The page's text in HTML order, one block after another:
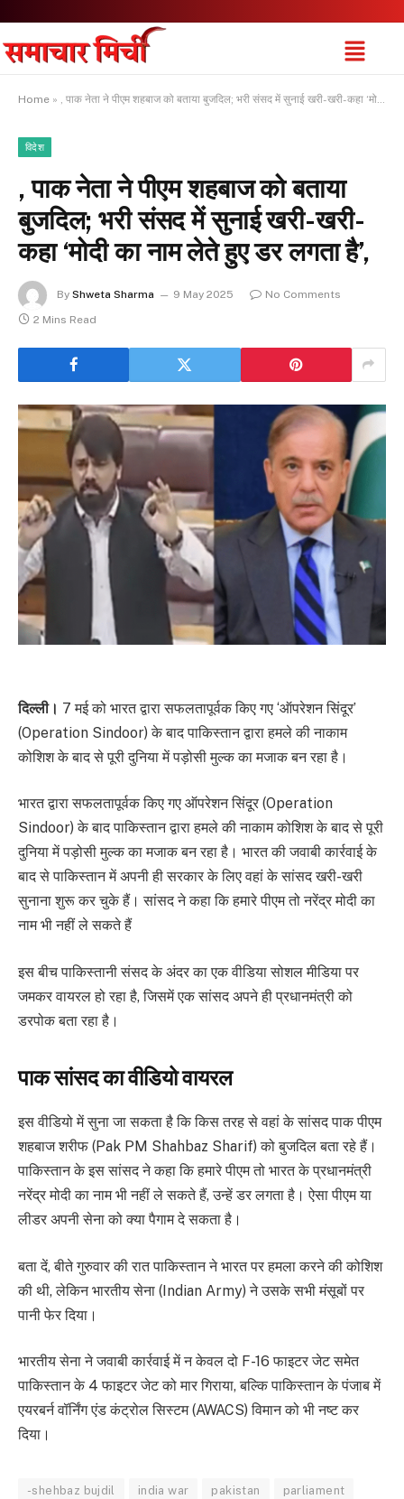
Home » , पाक नेता ने पीएम शहबाज को बताया बुजदिल; भरी संसद में सुनाई खरी-खरी-कहा ‘मोदी का नाम लेते हुए डर लगता है’,
विदेश
, पाक नेता ने पीएम शहबाज को बताया
बुजदिल; भरी संसद में सुनाई खरी-खरी-
कहा ‘मोदी का नाम लेते हुए डर लगता है’,
By Shweta Sharma 9 May 2025
No Comments
2 Mins Read
दिल्ली। 7 मई को भारत द्वारा सफलतापूर्वक किए गए ‘ऑपरेशन सिंदूर’
(Operation Sindoor) के बाद पाकिस्तान द्वारा हमले की नाकाम
कोशिश के बाद से पूरी दुनिया में पड़ोसी मुल्क का मजाक बन रहा है।
भारत द्वारा सफलतापूर्वक किए गए ऑपरेशन सिंदूर (Operation
Sindoor) के बाद पाकिस्तान द्वारा हमले की नाकाम कोशिश के बाद से पूरी
दुनिया में पड़ोसी मुल्क का मजाक बन रहा है। भारत की जवाबी कार्रवाई के
बाद से पाकिस्तान में अपनी ही सरकार के लिए वहां के सांसद खरी-खरी
सुनाना शुरू कर चुके हैं। सांसद ने कहा कि हमारे पीएम तो नरेंद्र मोदी का
नाम भी नहीं ले सकते हैं
इस बीच पाकिस्तानी संसद के अंदर का एक वीडिया सोशल मीडिया पर
जमकर वायरल हो रहा है, जिसमें एक सांसद अपने ही प्रधानमंत्री को
डरपोक बता रहा है।
पाक सांसद का वीडियो वायरल
इस वीडियो में सुना जा सकता है कि किस तरह से वहां के सांसद पाक पीएम
शहबाज शरीफ (Pak PM Shahbaz Sharif) को बुजदिल बता रहे हैं।
पाकिस्तान के इस सांसद ने कहा कि हमारे पीएम तो भारत के प्रधानमंत्री
नरेंद्र मोदी का नाम भी नहीं ले सकते हैं, उन्हें डर लगता है। ऐसा पीएम या
लीडर अपनी सेना को क्या पैगाम दे सकता है।
बता दें, बीते गुरुवार की रात पाकिस्तान ने भारत पर हमला करने की कोशिश
की थी, लेकिन भारतीय सेना (Indian Army) ने उसके सभी मंसूबों पर
पानी फेर दिया।
भारतीय सेना ने जवाबी कार्रवाई में न केवल दो F-16 फाइटर जेट समेत
पाकिस्तान के 4 फाइटर जेट को मार गिराया, बल्कि पाकिस्तान के पंजाब में
एयरबर्न वॉर्निंग एंड कंट्रोल सिस्टम (AWACS) विमान को भी नष्ट कर
दिया।
-shehbaz bujdil india war pakistan parliament